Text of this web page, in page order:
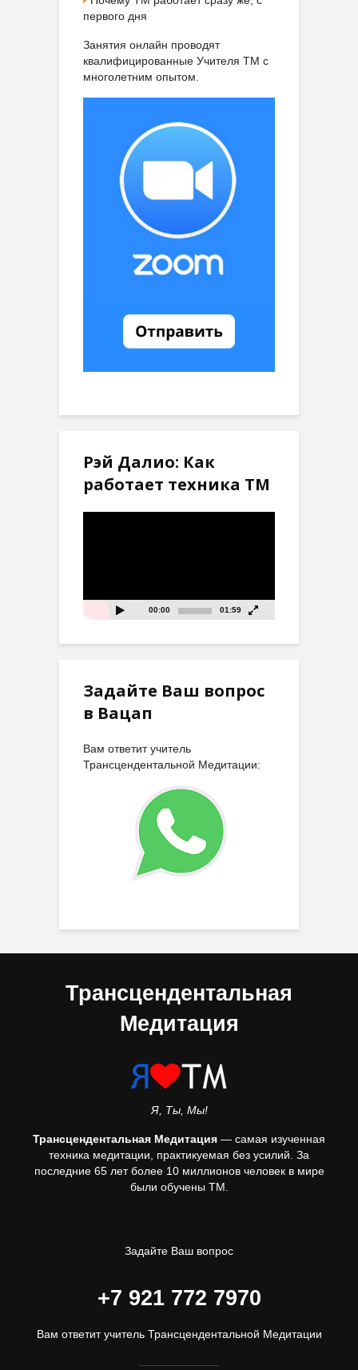
первого дня
Занятия онлайн проводят
квалифицированные Учителя ТМ с
многолетним опытом.
Рэй Далио: Как
работает техника ТМ
00:00 01:59
Задайте Ваш вопрос
в Вацап
Вам ответит учитель
Трансцендентальной Медитации:
Трансцендентальная
Медитация
Я, Ты, Мы!
Трансцендентальная Медитация — самая изученная
техника медитации, практикуемая без усилий. За
последние 65 лет более 10 миллионов человек в мире
были обучены ТМ.
Задайте Ваш вопрос
+7 921 772 7970
Вам ответит учитель Трансцендентальной Медитации